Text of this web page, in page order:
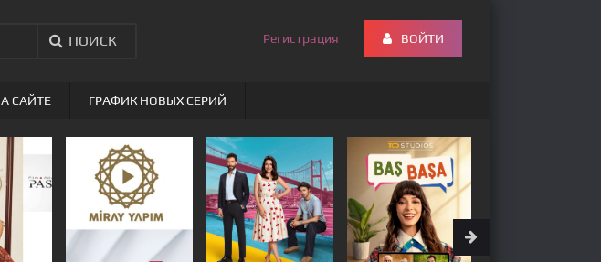
ПОИСК Регистрация ВОЙТИ
САЙТЕ ГРАФИК НОВЫХ СЕРИЙ